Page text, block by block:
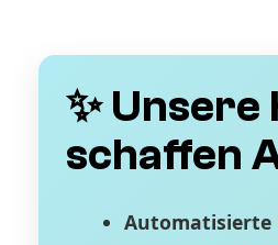
✨ Unsere
schaffen
Automatisierte